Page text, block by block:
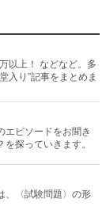
以上！ などなど。多
入り”記事をまとめま
エピソードをお聞き
探っていきます。
、〈試験問題〉の形